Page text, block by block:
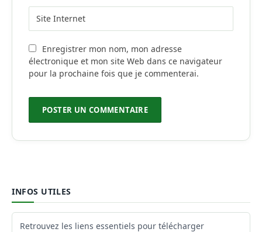
Enregistrer mon nom, mon adresse
électronique et mon site Web dans ce navigateur
pour la prochaine fois que je commenterai.
INFOS UTILES
Retrouvez les liens essentiels pour télécharger